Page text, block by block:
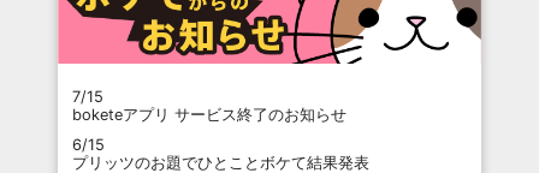
7/15
boketeアプリ サービス終了のお知らせ
6/15
プリッツのお題でひとことボケて結果発表